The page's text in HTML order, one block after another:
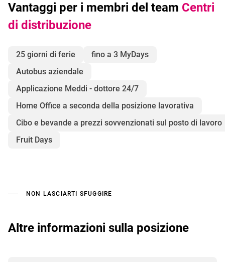
Vantaggi per i membri del team Centri
di distribuzione
25 giorni di ferie
fino a 3 MyDays
Autobus aziendale
Applicazione Meddi - dottore 24/7
Home Office a seconda della posizione lavorativa
Cibo e bevande a prezzi sovvenzionati sul posto di lavoro
Fruit Days
NON LASCIARTI SFUGGIRE
Altre informazioni sulla posizione